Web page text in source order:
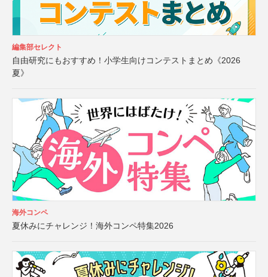
編集部セレクト
自由研究にもおすすめ！小学生向けコンテストまとめ《2026
夏》
海外コンペ
夏休みにチャレンジ！海外コンペ特集2026